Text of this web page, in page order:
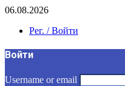
06.08.2026
Рег. / Войти
Войти
Username or email